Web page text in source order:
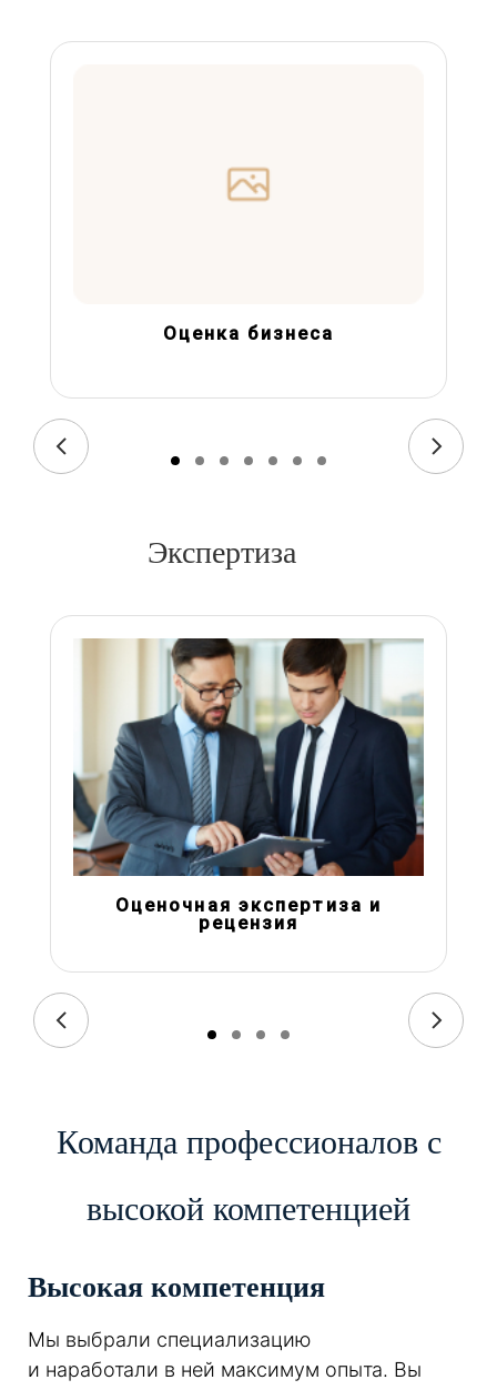
Оценка бизнеса
Экспертиза
Оценочная экспертиза и
рецензия
Команда профессионалов с
высокой компетенцией
Высокая компетенция
Мы выбрали специализацию
и наработали в ней максимум опыта. Вы